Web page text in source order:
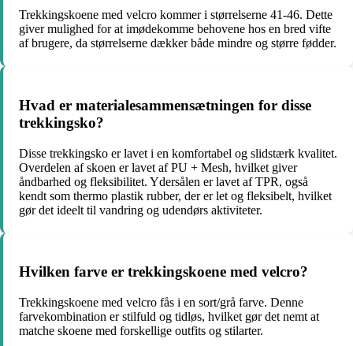
Trekkingskoene med velcro kommer i størrelserne 41-46. Dette
giver mulighed for at imødekomme behovene hos en bred vifte
af brugere, da størrelserne dækker både mindre og større fødder.
Hvad er materialesammensætningen for disse
trekkingsko?
Disse trekkingsko er lavet i en komfortabel og slidstærk kvalitet.
Overdelen af skoen er lavet af PU + Mesh, hvilket giver
åndbarhed og fleksibilitet. Ydersålen er lavet af TPR, også
kendt som thermo plastik rubber, der er let og fleksibelt, hvilket
gør det ideelt til vandring og udendørs aktiviteter.
Hvilken farve er trekkingskoene med velcro?
Trekkingskoene med velcro fås i en sort/grå farve. Denne
farvekombination er stilfuld og tidløs, hvilket gør det nemt at
matche skoene med forskellige outfits og stilarter.